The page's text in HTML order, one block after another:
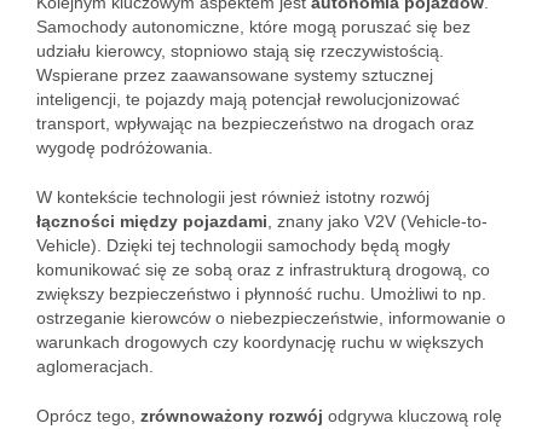
Samochody autonomiczne, które mogą poruszać się bez
udziału kierowcy, stopniowo stają się rzeczywistością.
Wspierane przez zaawansowane systemy sztucznej
inteligencji, te pojazdy mają potencjał rewolucjonizować
transport, wpływając na bezpieczeństwo na drogach oraz
wygodę podróżowania.
W kontekście technologii jest również istotny rozwój
łączności między pojazdami , znany jako V2V (Vehicle-to-
Vehicle). Dzięki tej technologii samochody będą mogły
komunikować się ze sobą oraz z infrastrukturą drogową, co
zwiększy bezpieczeństwo i płynność ruchu. Umożliwi to np.
ostrzeganie kierowców o niebezpieczeństwie, informowanie o
warunkach drogowych czy koordynację ruchu w większych
aglomeracjach.
Oprócz tego, zrównoważony rozwój odgrywa kluczową rolę